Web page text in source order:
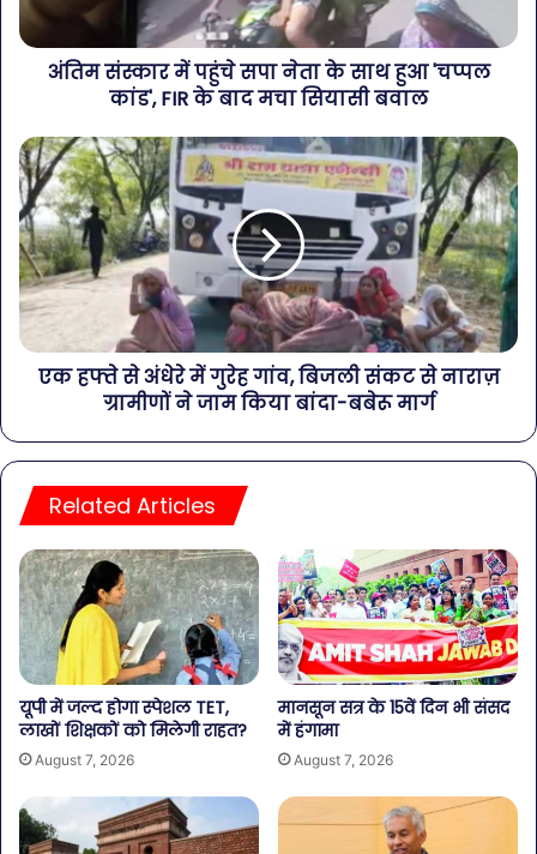
अंतिम संस्कार में पहुंचे सपा नेता के साथ हुआ 'चप्पल
कांड', FIR के बाद मचा सियासी बवाल
एक हफ्ते से अंधेरे में गुरेह गांव, बिजली संकट से नाराज़
ग्रामीणों ने जाम किया बांदा-बबेरू मार्ग
Related Articles
यूपी में जल्द होगा स्पेशल TET,
लाखों शिक्षकों को मिलेगी राहत?
August 7, 2026
मानसून सत्र के 15वें दिन भी संसद
में हंगामा
August 7, 2026